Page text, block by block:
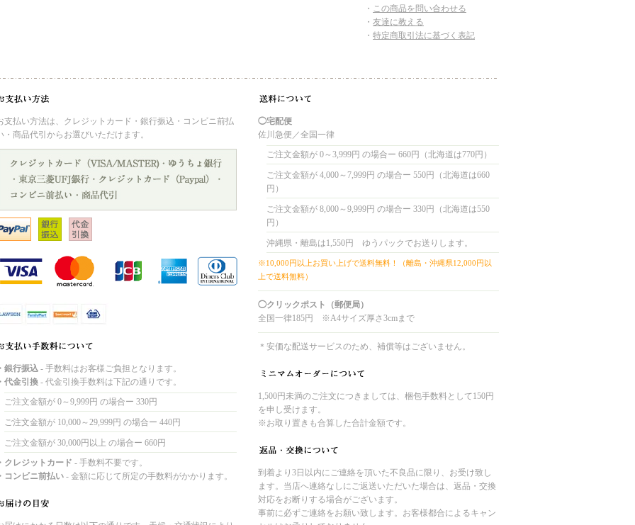
・ この商品を問い合わせる
・ 友達に教える
・ 特定商取引法に基づく表記
支払い方法は、クレジットカード・銀行振込・コンビニ前払
・商品代引からお選びいただけます。
銀行振込 - 手数料はお客様ご負担となります。
代金引換 - 代金引換手数料は下記の通りです。
ご注文金額が 0～9,999円 の場合ー 330円
ご注文金額が 10,000～29,999円 の場合ー 440円
ご注文金額が 30,000円以上 の場合ー 660円
クレジットカード - 手数料不要です。
コンビニ前払い - 金額に応じて所定の手数料がかかります。
◯宅配便
佐川急便／全国一律
ご注文金額が 0～3,999円 の場合ー 660円（北海道は770円）
ご注文金額が 4,000～7,999円 の場合ー 550円（北海道は660
円）
ご注文金額が 8,000～9,999円 の場合ー 330円（北海道は550
円）
沖縄県・離島は1,550円 ゆうパックでお送りします。
※10,000円以上お買い上げで送料無料！（離島・沖縄県12,000円以
上で送料無料）
◯クリックポスト（郵便局）
全国一律185円 ※A4サイズ厚さ3cmまで
＊安価な配送サービスのため、補償等はございません。
1,500円未満のご注文につきましては、梱包手数料として150円
を申し受けます。
※お取り置きも合算した合計金額です。
到着より3日以内にご連絡を頂いた不良品に限り、お受け致し
ます。当店へ連絡なしにご返送いただいた場合は、返品・交換
対応をお断りする場合がございます。
事前に必ずご連絡をお願い致します。お客様都合によるキャン